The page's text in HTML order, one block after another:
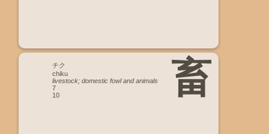
畜
チク
chiku
livestock; domestic fowl and animals
7
10